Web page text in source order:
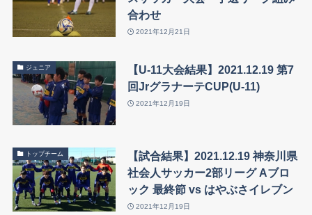
合わせ
2021年12月21日
ジュニア
【U-11大会結果】2021.12.19 第7
回JrグラナーテCUP(U-11)
2021年12月19日
トップチーム
【試合結果】2021.12.19 神奈川県
社会人サッカー2部リーグ Aブロ
ック 最終節 vs はやぶさイレブン
2021年12月19日